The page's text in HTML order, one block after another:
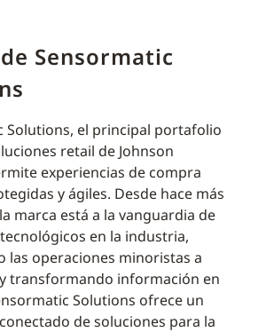
Sensormatic
Solutions, el principal portafolio
retail de Johnson
experiencias de compra
y ágiles. Desde hace más
marca está a la vanguardia de
en la industria,
las operaciones minoristas a
transformando información en
Solutions ofrece un
de soluciones para la